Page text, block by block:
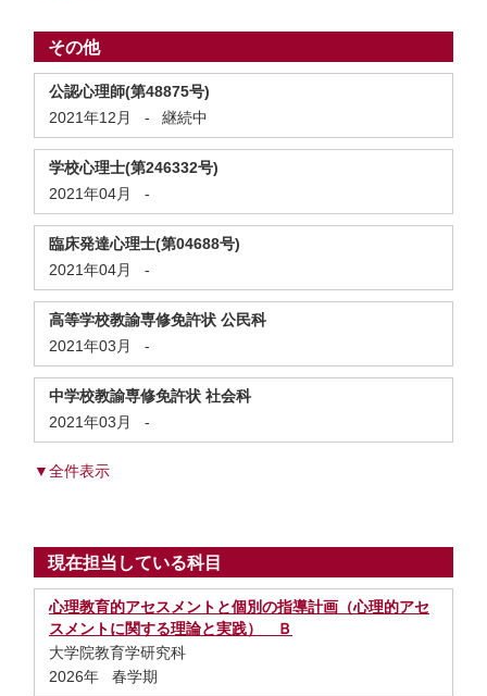
その他
公認心理師(第48875号)
2021年12月
- 継続中
学校心理士(第246332号)
2021年04月
-
臨床発達心理士(第04688号)
2021年04月
-
高等学校教諭専修免許状 公民科
2021年03月
-
中学校教諭専修免許状 社会科
2021年03月
-
▼全件表示
現在担当している科目
心理教育的アセスメントと個別の指導計画（心理的アセ
スメントに関する理論と実践） Ｂ
大学院教育学研究科
2026年 春学期